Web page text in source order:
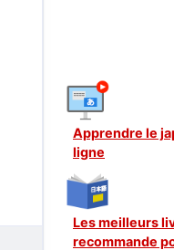
Apprendre le
ligne
Les meilleurs
recommande